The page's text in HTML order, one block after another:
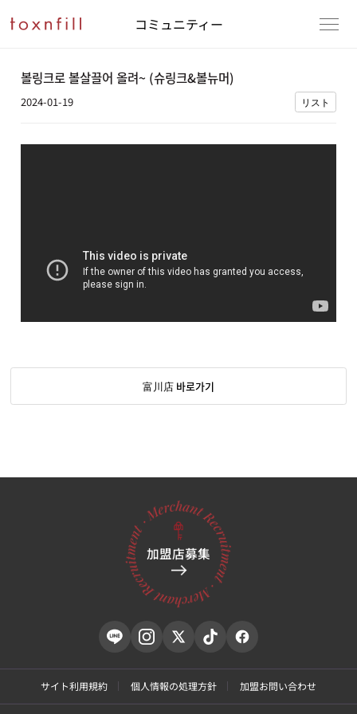
コミュニティー
볼링크로 볼살끌어 올려~ (슈링크&볼뉴머)
2024-01-19 リスト
富川店 바로가기
加盟店募集
サイト利用規約 個人情報の処理方針 加盟お問い合わせ